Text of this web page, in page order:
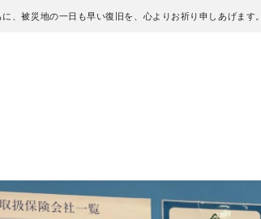
、被災地の一日も早い復旧を、心よりお祈り申しあげます。